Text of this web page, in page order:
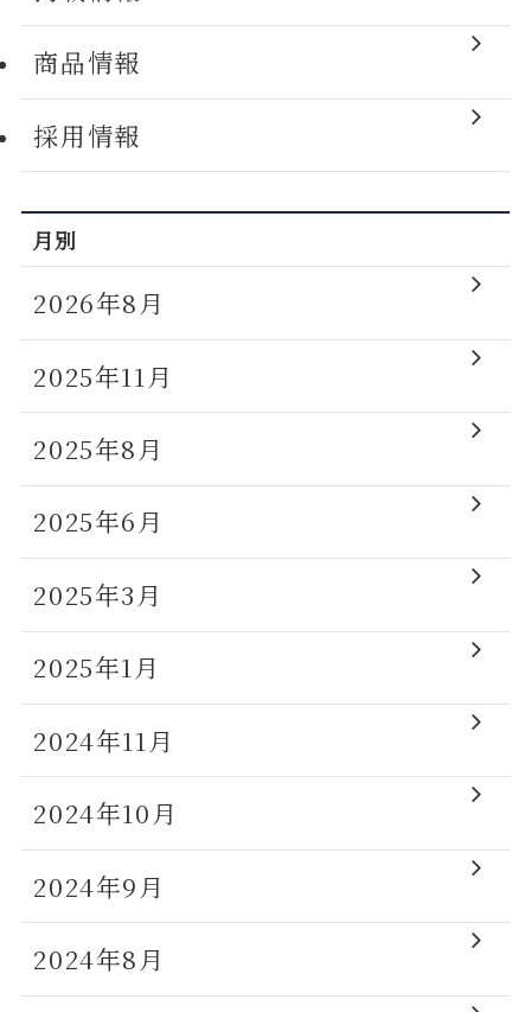
商品情報
採用情報
月別
2026年8月
2025年11月
2025年8月
2025年6月
2025年3月
2025年1月
2024年11月
2024年10月
2024年9月
2024年8月